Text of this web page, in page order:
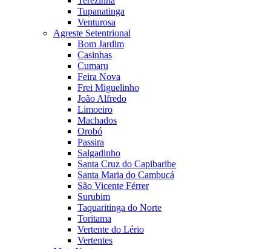
Tupanatinga
Venturosa
Agreste Setentrional
Bom Jardim
Casinhas
Cumaru
Feira Nova
Frei Miguelinho
João Alfredo
Limoeiro
Machados
Orobó
Passira
Salgadinho
Santa Cruz do Capibaribe
Santa Maria do Cambucá
São Vicente Férrer
Surubim
Taquaritinga do Norte
Toritama
Vertente do Lério
Vertentes